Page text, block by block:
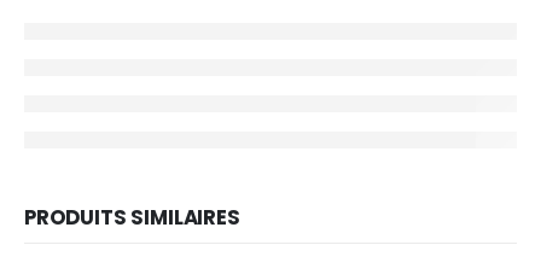
PRODUITS SIMILAIRES